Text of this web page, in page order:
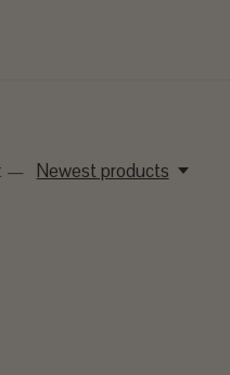
— Newest products